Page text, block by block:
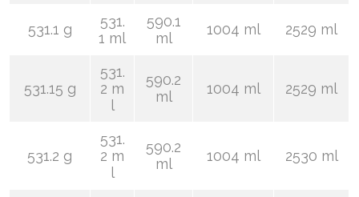
531.1 g
531.
1 ml
590.1
ml
1004 ml 2529 ml
531.15 g
531.
2 m
l
590.2
ml
1004 ml 2529 ml
531.2 g
531.
2 m
l
590.2
ml
1004 ml 2530 ml